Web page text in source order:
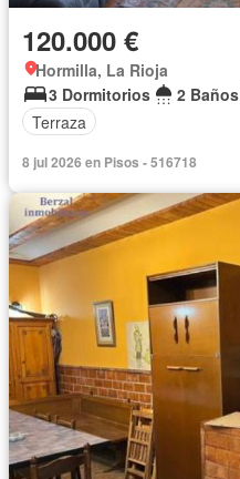
120.000 €
Hormilla, La Rioja
3 Dormitorios
2 Baños
Terraza
8 jul 2026 en Pisos - 516718